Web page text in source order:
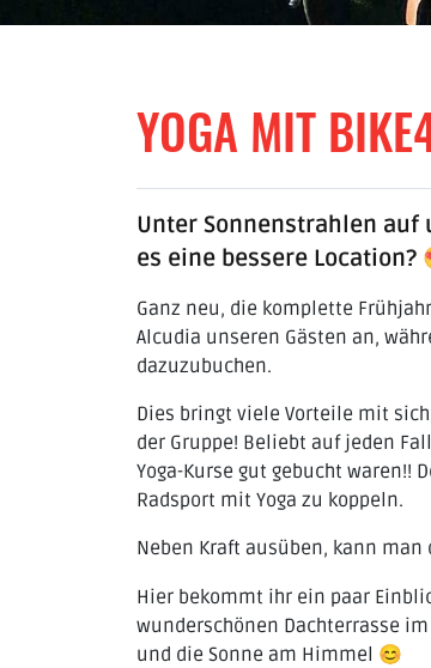
YOGA MIT
Unter Sonnenstrahlen auf
es eine bessere Location?
Ganz neu, die komplette
Alcudia unseren Gästen an,
dazuzubuchen.
Dies bringt viele Vorteile mit
der Gruppe! Beliebt auf jeden
Yoga-Kurse gut gebucht waren!!
Radsport mit Yoga zu koppeln.
Neben Kraft ausüben, kann man
Hier bekommt ihr ein paar
wunderschönen Dachterrasse
und die Sonne am Himmel 😊